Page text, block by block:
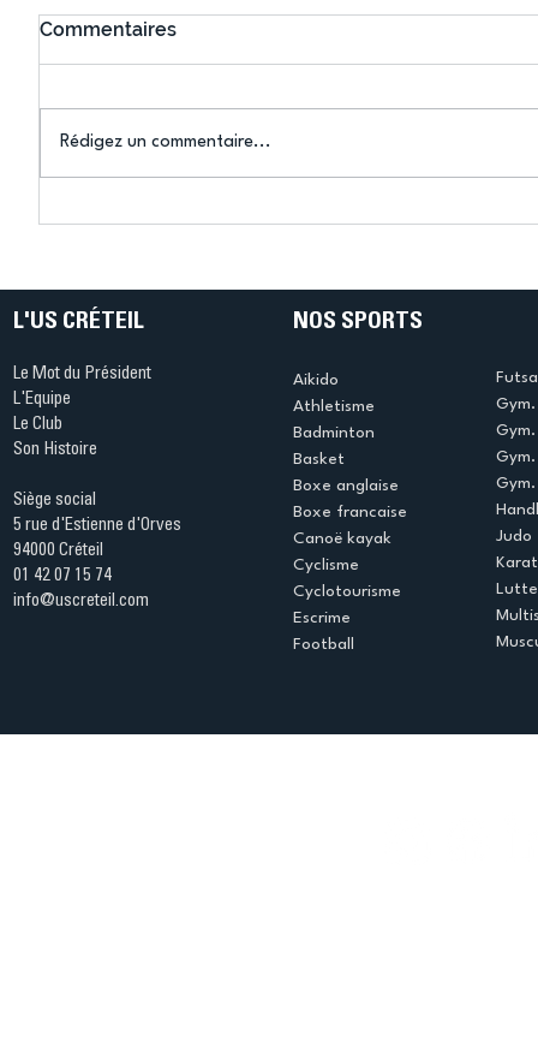
Ping ? Quand le tennis de
termine
Commentaires
Rédigez un commentaire...
L'US CRÉTEIL
Le Mot du Président
L'Equipe
Le Club
Son Histoire
Siège social
5 rue d'Estienne d'Orves
94000 Créteil
01 42 07 15 74
info@uscreteil.com
NOS SPORTS
Aikido
Athletisme
Badminton
Basket
Boxe anglaise
Boxe francaise
Canoë kayak
Cyclisme
Cyclotourisme
Escrime
Football
Judo
Lutte